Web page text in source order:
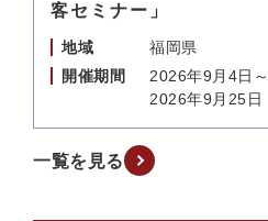
客セミナー」
地域
福岡県
開催期間
2026年9月4日～
2026年9月25日
一覧を見る